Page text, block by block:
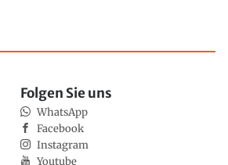
Folgen Sie uns
WhatsApp
Facebook
Instagram
Youtube